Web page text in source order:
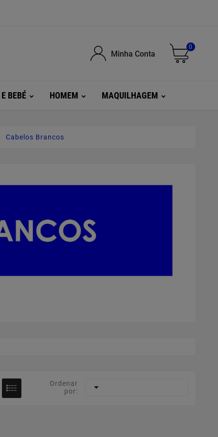
Minha Conta
0
BEBÉ HOMEM MAQUILHAGEM
Cabelos Brancos
Ordenar
por:
